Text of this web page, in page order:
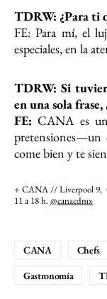
TDRW: ¿Para ti
FE: Para mí, el
especiales, en la
TDRW: Si
en una sola frase,
FE: CANA es
pretensiones—un
come bien y te
+ CANA // Liverpool 9,
11 a 18 h.@canacdmx
CANA Chefs
Gastronomía